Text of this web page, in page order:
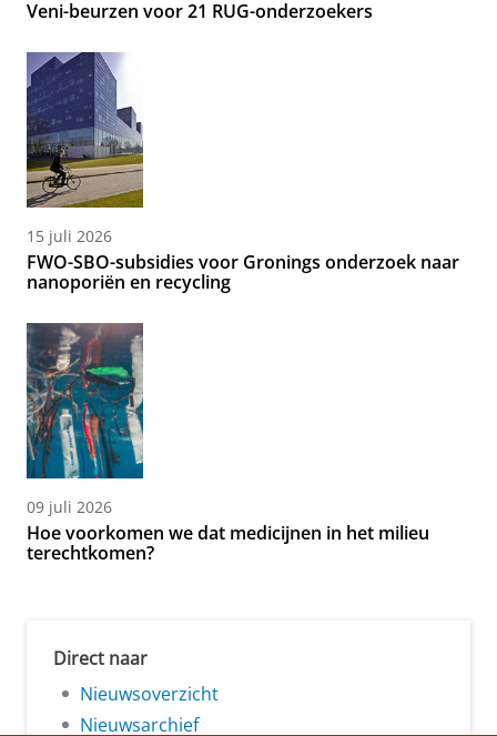
Veni-beurzen voor 21 RUG-onderzoekers
15 juli 2026
FWO-SBO-subsidies voor Gronings onderzoek naar
nanoporiën en recycling
09 juli 2026
Hoe voorkomen we dat medicijnen in het milieu
terechtkomen?
Direct naar
Nieuwsoverzicht
Nieuwsarchief